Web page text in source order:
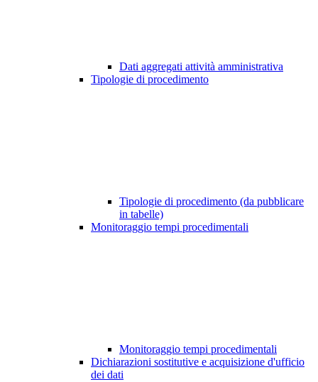
Dati aggregati attività amministrativa
Tipologie di procedimento
Tipologie di procedimento (da pubblicare
in tabelle)
Monitoraggio tempi procedimentali
Monitoraggio tempi procedimentali
Dichiarazioni sostitutive e acquisizione d'ufficio
dei dati